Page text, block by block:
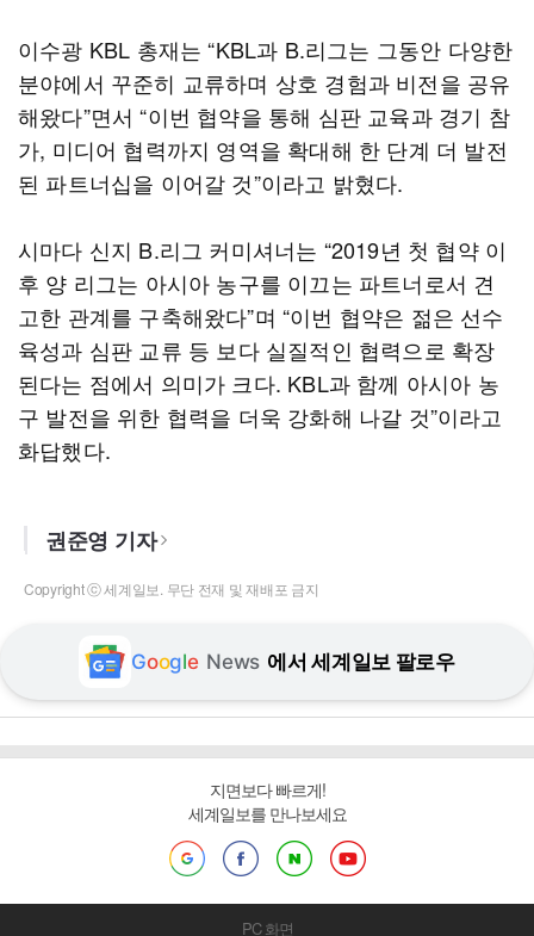
이수광 KBL 총재는 “KBL과 B.리그는 그동안 다양한
분야에서 꾸준히 교류하며 상호 경험과 비전을 공유
해왔다”면서 “이번 협약을 통해 심판 교육과 경기 참
가, 미디어 협력까지 영역을 확대해 한 단계 더 발전
된 파트너십을 이어갈 것”이라고 밝혔다.
시마다 신지 B.리그 커미셔너는 “2019년 첫 협약 이
후 양 리그는 아시아 농구를 이끄는 파트너로서 견
고한 관계를 구축해왔다”며 “이번 협약은 젊은 선수
육성과 심판 교류 등 보다 실질적인 협력으로 확장
된다는 점에서 의미가 크다. KBL과 함께 아시아 농
구 발전을 위한 협력을 더욱 강화해 나갈 것”이라고
화답했다.
권준영 기자
Copyright ⓒ 세계일보. 무단 전재 및 재배포 금지
Google News 에서 세계일보 팔로우
지면보다 빠르게!
세계일보를 만나보세요
PC 화면